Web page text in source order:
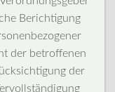
Berichtigung
der betroffenen
der